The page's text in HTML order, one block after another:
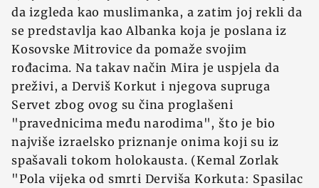
da izgleda kao muslimanka, a zatim joj rekli da
se predstavlja kao Albanka koja je poslana iz
Kosovske Mitrovice da pomaže svojim
rođacima. Na takav način Mira je uspjela da
preživi, a Derviš Korkut i njegova supruga
Servet zbog ovog su čina proglašeni
"pravednicima među narodima", što je bio
najviše izraelsko priznanje onima koji su iz
spašavali tokom holokausta. (Kemal Zorlak
"Pola vijeka od smrti Derviša Korkuta: Spasilac